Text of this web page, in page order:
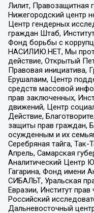
Лилит, Правозащитная
Нижегородский центр
Центр гендерных
граждан Штаб,
Фонд борьбы с
НАСИЛИЮ.НЕТ, Мы
действие, Открытый
Правовая инициатива,
Ерушалаим, Центр
средств массовой
прав заключенных,
движений, Центр
Действие,
защиты прав граждан,
осужденным и их
Серебряная тайга,
Апрель, Самарская
Аналитический Центр
Гагарина, Фонд имени
СИБАЛЬТ, Уральская
Евразии, Институт
Российский
Дальневосточный